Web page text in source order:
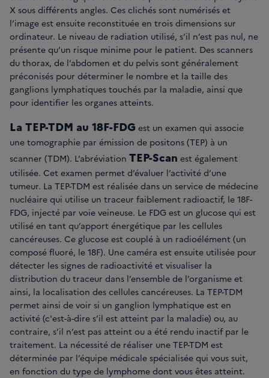
X sous différents angles. Ces clichés sont numérisés et
l’image est ensuite reconstituée en trois dimensions sur
ordinateur. Le niveau de radiation utilisé, s’il n’est pas nul, ne
présente qu’un risque minime pour le patient. Des scanners
du thorax, de l’abdomen et du pelvis sont généralement
préconisés pour déterminer le nombre et la taille des
ganglions lymphatiques touchés par la maladie, ainsi que
pour identifier les organes atteints.
La TEP-TDM au 18F-FDG est un examen qui associe
une tomographie par émission de positons (TEP) à un
scanner (TDM). L’abréviation TEP-Scan est également
utilisée. Cet examen permet d’évaluer l’activité d’une
tumeur. La TEP-TDM est réalisée dans un service de médecine
nucléaire qui utilise un traceur faiblement radioactif, le 18F-
FDG, injecté par voie veineuse. Le FDG est un glucose qui est
utilisé en tant qu’apport énergétique par les cellules
cancéreuses. Ce glucose est couplé à un radioélément (un
composé fluoré, le 18F). Une caméra est ensuite utilisée pour
détecter les signes de radioactivité et visualiser la
distribution du traceur dans l’ensemble de l’organisme et
ainsi, la localisation des cellules cancéreuses. La TEP-TDM
permet ainsi de voir si un ganglion lymphatique est en
activité (c'est-à-dire s’il est atteint par la maladie) ou, au
contraire, s’il n’est pas atteint ou a été rendu inactif par le
traitement. La nécessité de réaliser une TEP-TDM est
déterminée par l’équipe médicale spécialisée qui vous suit,
en fonction du type de lymphome dont vous êtes atteint.